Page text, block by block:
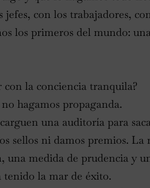
jefes, con los trabajadores,
los primeros del mundo:
con la conciencia tranquila?
hagamos propaganda.
una auditoría para
sellos ni damos premios. La
una medida de prudencia y
tenido la mar de éxito.